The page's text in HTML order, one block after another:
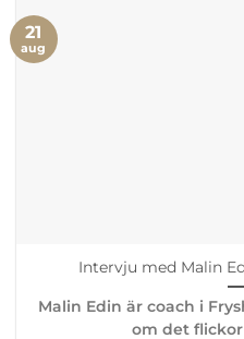
Intervju med Malin
Malin Edin är coach i
om det flickor
21
aug